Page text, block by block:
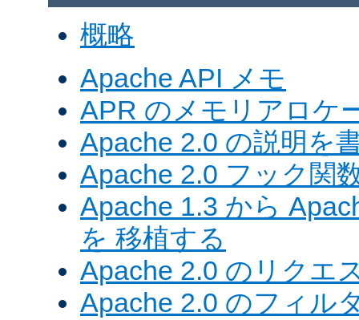
概略
Apache API メモ
APR のメモリアロケ
Apache 2.0 の説明を
Apache 2.0 フック関
Apache 1.3 から
を 移植する
Apache 2.0 のリクエ
Apache 2.0 のフィル